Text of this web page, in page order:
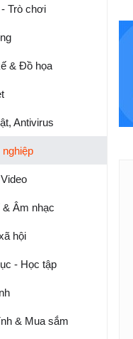
Trò chơi
& Đồ họa
Antivirus
nghiệp
& Âm nhạc
hội
- Học tập
& Mua sắm